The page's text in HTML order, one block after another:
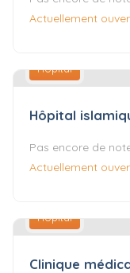
Actuellement
Hôpital
Hôpital
Pas encore de
Actuellement
Hôpital
Clinique